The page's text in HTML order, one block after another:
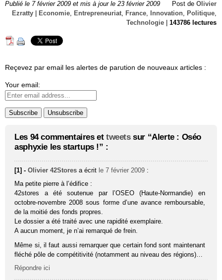
Publié le 7 février 2009 et mis à jour le 23 février 2009 Post de Olivier
Ezratty
Economie, Entrepreneuriat, France, Innovation, Politique,
Technologie
143786 lectures
Reçevez par email les alertes de parution de nouveaux articles :
Your email:
Les 94 commentaires et tweetssur “Alerte : Oséo
asphyxie les startups !” :
[1] -Olivier 42Stores a écrit le 7 février 2009 :
Ma petite pierre à l’édifice :
42stores a été soutenue par l’OSEO (Haute-Normandie) en
octobre-novembre 2008 sous forme d’une avance remboursable,
de la moitié des fonds propres.
Le dossier a été traité avec une rapidité exemplaire.
A aucun moment, je n’ai remarqué de frein.
Même si, il faut aussi remarquer que certain fond sont maintenant
fléché pôle de compétitivité (notamment au niveau des régions)…
Répondre ici